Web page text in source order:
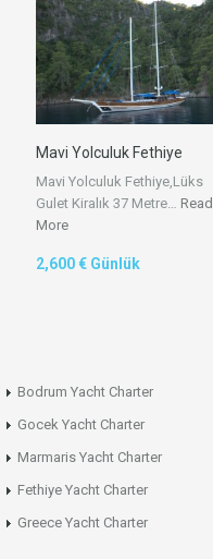
Mavi Yolculuk Fethiye
Mavi Yolculuk Fethiye,Lüks
Gulet Kiralık 37 Metre… Read
More
2,600 € Günlük
Bodrum Yacht Charter
Gocek Yacht Charter
Marmaris Yacht Charter
Fethiye Yacht Charter
Greece Yacht Charter